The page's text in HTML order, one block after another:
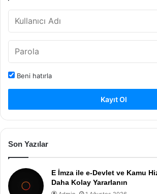
Beni hatırla
Kayıt Ol
Son Yazılar
E İmza ile e-Devlet ve Kamu
Daha Kolay Yararlanın